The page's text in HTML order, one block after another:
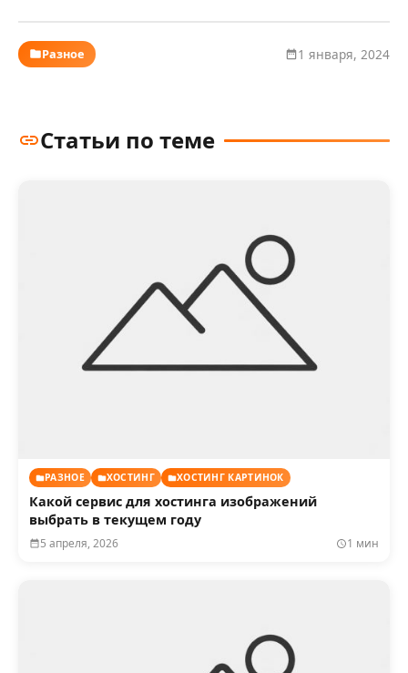
Разное 1 января, 2024
Статьи по теме
РАЗНОЕ ХОСТИНГ ХОСТИНГ КАРТИНОК
Какой сервис для хостинга изображений
выбрать в текущем году
5 апреля, 2026 1 мин